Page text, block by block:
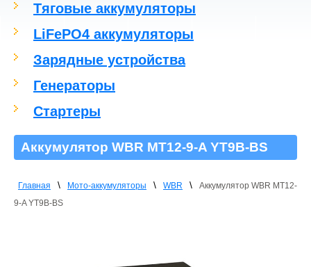
Тяговые аккумуляторы
LiFePO4 аккумуляторы
Зарядные устройства
Генераторы
Стартеры
Аккумулятор WBR MT12-9-A YT9B-BS
Главная \ Мото-аккумуляторы \ WBR \
Аккумулятор WBR MT12-
9-A YT9B-BS